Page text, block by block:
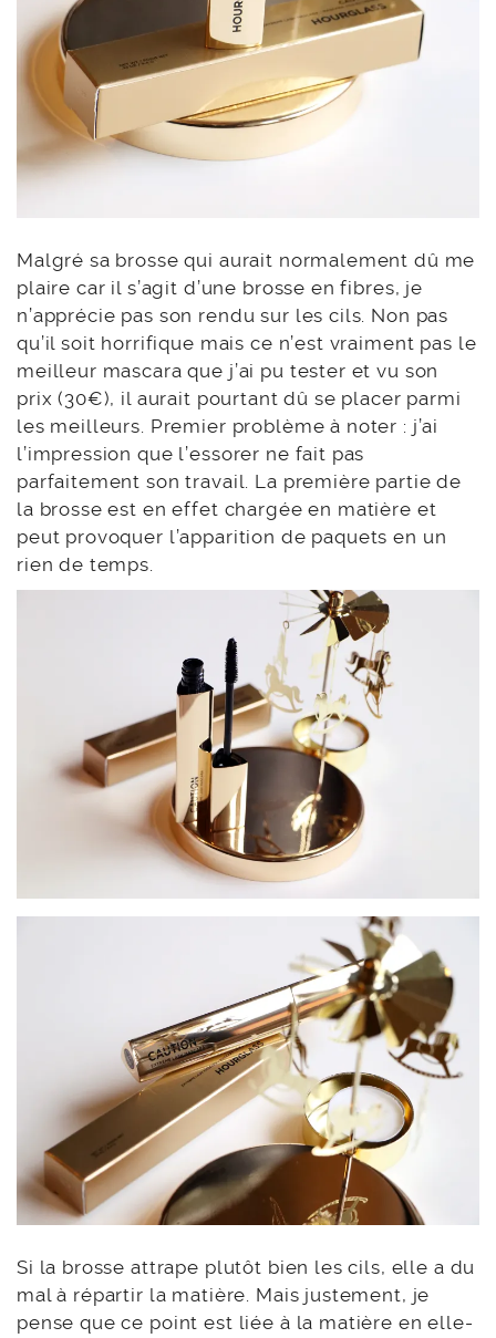
Malgré sa brosse qui aurait normalement dû me
plaire car il s’agit d’une brosse en fibres, je
n’apprécie pas son rendu sur les cils. Non pas
qu’il soit horrifique mais ce n’est vraiment pas le
meilleur mascara que j’ai pu tester et vu son
prix (30€), il aurait pourtant dû se placer parmi
les meilleurs. Premier problème à noter : j’ai
l’impression que l’essorer ne fait pas
parfaitement son travail. La première partie de
la brosse est en effet chargée en matière et
peut provoquer l’apparition de paquets en un
rien de temps.
Si la brosse attrape plutôt bien les cils, elle a du
mal à répartir la matière. Mais justement, je
pense que ce point est liée à la matière en elle-